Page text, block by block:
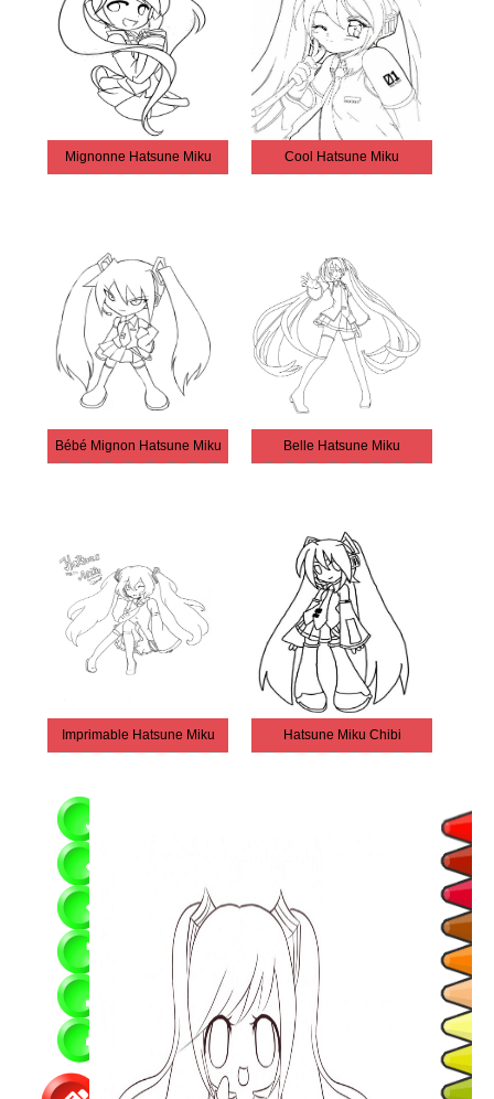
Mignonne Hatsune Miku Cool Hatsune Miku
Bébé Mignon Hatsune Miku Belle Hatsune Miku
Imprimable Hatsune Miku Hatsune Miku Chibi